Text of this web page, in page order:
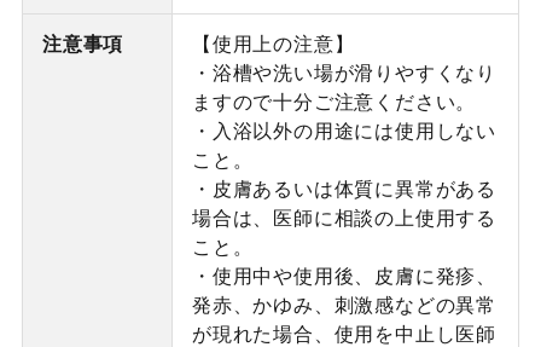
注意事項
【使用上の注意】
・浴槽や洗い場が滑りやすくなり
ますので十分ご注意ください。
・入浴以外の用途には使用しない
こと。
・皮膚あるいは体質に異常がある
場合は、医師に相談の上使用する
こと。
・使用中や使用後、皮膚に発疹、
発赤、かゆみ、刺激感などの異常
が現れた場合、使用を中止し医師